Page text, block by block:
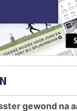
gewond na